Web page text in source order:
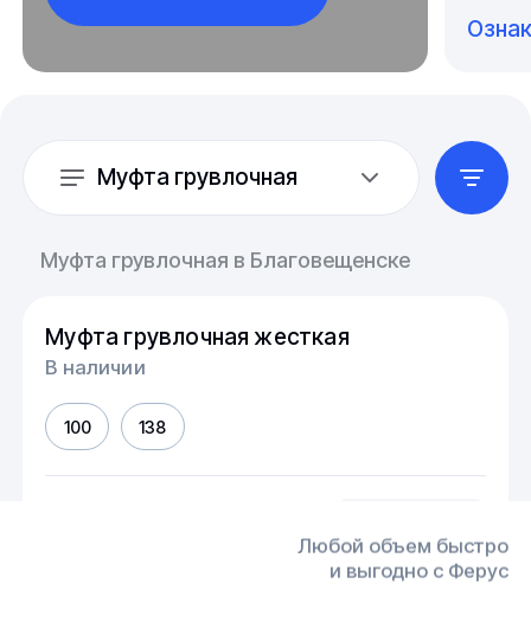
Любой объем быстро
и выгодно с Ферус
Муфта грувлочная
Муфта грувлочная в Благовещенске
Муфта грувлочная жесткая
В наличии
100 138